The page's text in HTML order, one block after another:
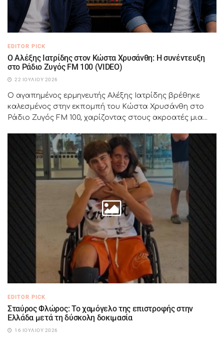
EDITOR PICK
Ο Αλέξης Ιατρίδης στον Κώστα Χρυσάνθη: Η συνέντευξη
στο Ράδιο Ζυγός FM 100 (VIDEO)
22 ΙΟΥΛΊΟΥ 2026
Ο αγαπημένος ερμηνευτής Αλέξης Ιατρίδης βρέθηκε
καλεσμένος στην εκπομπή του Κώστα Χρυσάνθη στο
Ράδιο Ζυγός FM 100, χαρίζοντας στους ακροατές μια...
EDITOR PICK
Σταύρος Φλώρος: Το χαμόγελο της επιστροφής στην
Ελλάδα μετά τη δύσκολη δοκιμασία
16 ΙΟΥΛΊΟΥ 2026